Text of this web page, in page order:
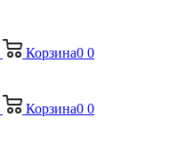
Корзина0 0
Корзина0 0